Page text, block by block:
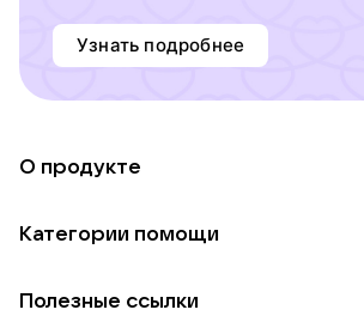
Узнать подробнее
О продукте
Использование материалов
Категории помощи
Полезные ссылки